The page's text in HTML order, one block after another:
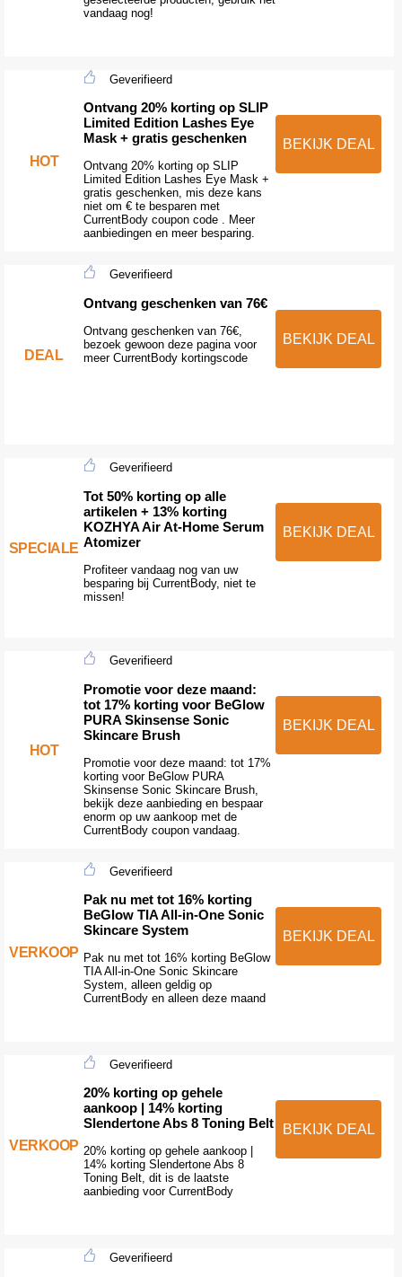
vandaag nog!
HOT
Geverifieerd
Ontvang 20% korting op SLIP
Limited Edition Lashes Eye
Mask + gratis geschenken
Ontvang 20% korting op SLIP
Limited Edition Lashes Eye Mask +
gratis geschenken, mis deze kans
niet om € te besparen met
CurrentBody coupon code . Meer
aanbiedingen en meer besparing.
BEKIJK DEAL
DEAL
Geverifieerd
Ontvang geschenken van 76€
Ontvang geschenken van 76€,
bezoek gewoon deze pagina voor
meer CurrentBody kortingscode
BEKIJK DEAL
SPECIALE
Geverifieerd
Tot 50% korting op alle
artikelen + 13% korting
KOZHYA Air At-Home Serum
Atomizer
Profiteer vandaag nog van uw
besparing bij CurrentBody, niet te
missen!
BEKIJK DEAL
HOT
Geverifieerd
Promotie voor deze maand:
tot 17% korting voor BeGlow
PURA Skinsense Sonic
Skincare Brush
Promotie voor deze maand: tot 17%
korting voor BeGlow PURA
Skinsense Sonic Skincare Brush,
bekijk deze aanbieding en bespaar
enorm op uw aankoop met de
CurrentBody coupon vandaag.
BEKIJK DEAL
VERKOOP
Geverifieerd
Pak nu met tot 16% korting
BeGlow TIA All-in-One Sonic
Skincare System
Pak nu met tot 16% korting BeGlow
TIA All-in-One Sonic Skincare
System, alleen geldig op
CurrentBody en alleen deze maand
BEKIJK DEAL
VERKOOP
Geverifieerd
20% korting op gehele
aankoop | 14% korting
Slendertone Abs 8 Toning Belt
20% korting op gehele aankoop |
14% korting Slendertone Abs 8
Toning Belt, dit is de laatste
aanbieding voor CurrentBody
BEKIJK DEAL
Geverifieerd